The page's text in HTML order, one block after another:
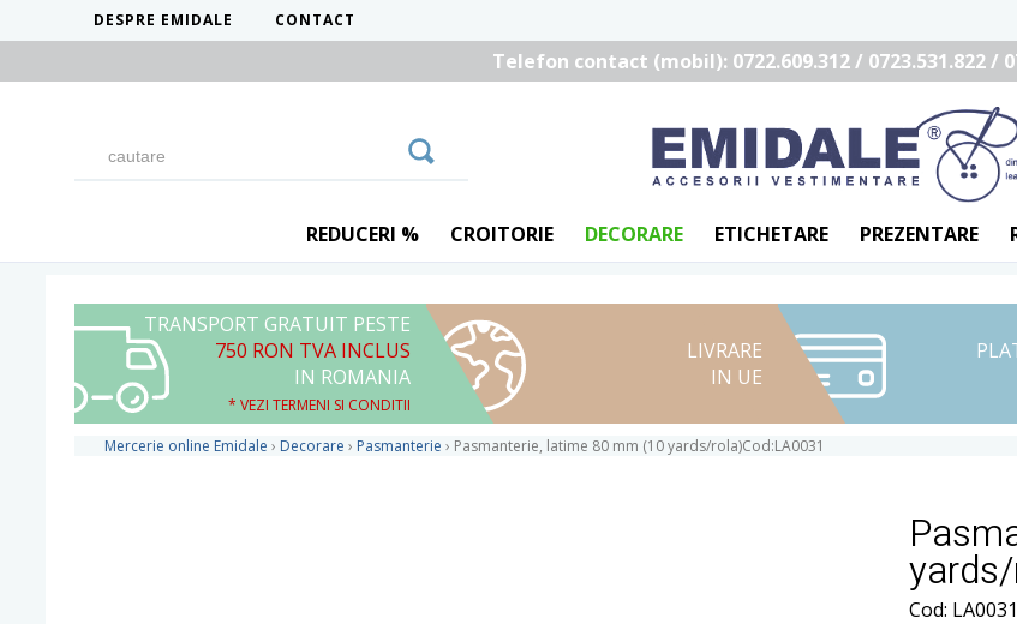
DESPRE EMIDALE CONTACT
Telefon contact (mobil): 0722.609.312 / 0723.531.822 /
REDUCERI % CROITORIE DECORARE ETICHETARE PREZENTARE
TRANSPORT GRATUIT PESTE
750 RON TVA INCLUS
IN ROMANIA
* VEZI TERMENI SI CONDITII
LIVRARE
IN UE
Mercerie online Emidale › Decorare › Pasmanterie › Pasmanterie, latime 80 mm (10 yards/rola)Cod:LA0031
Cod: LA0031